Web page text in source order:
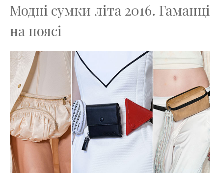
Модні сумки літа 2016. Гаманці
на поясі